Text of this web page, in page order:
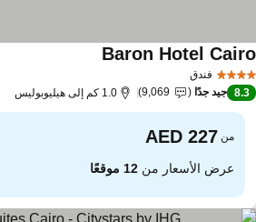
فندق
Baron Hotel
8.3 جيد جدًا 9,069 1.0 كم إلى هيليوبوليس
من
عرض الأسعار من12 موقعًا